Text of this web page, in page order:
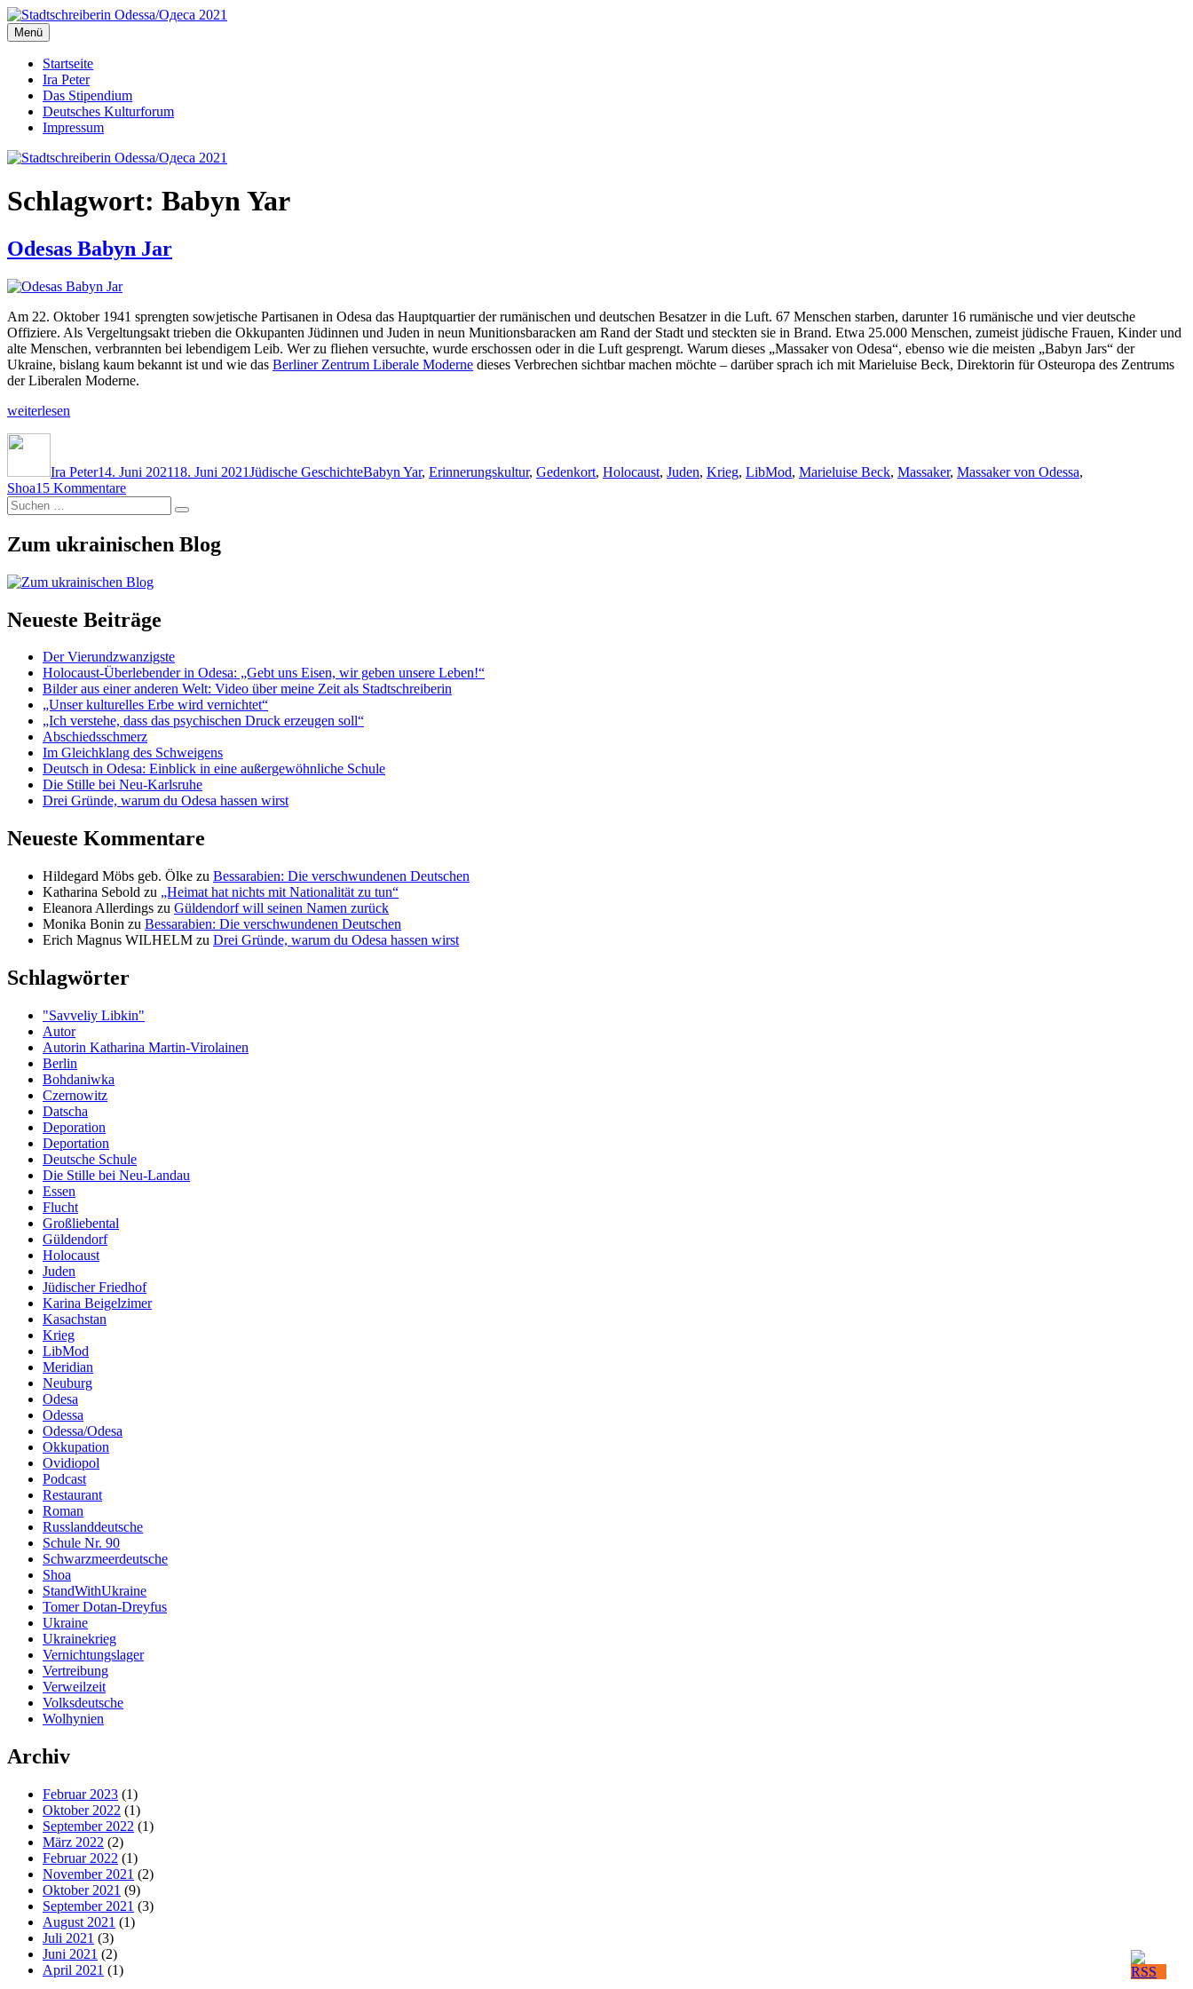
Zum
Inhalt
springen
Stadtschreiberin Odessa/Одеса 2021
Stadtschreiberin Odessa/Одеса 2021
Menü
Startseite
Ira Peter
Das Stipendium
Deutsches Kulturforum
Impressum
Schlagwort: Babyn Yar
Odesas Babyn Jar
Am 22. Oktober 1941 sprengten sowjetische Partisanen in Odesa das Hauptquartier der rumänischen und deutschen Besatzer in die Luft. 67 Menschen starben, darunter 16 rumänische und vier deutsche
Offiziere. Als Vergeltungsakt trieben die Okkupanten Jüdinnen und Juden in neun Munitionsbaracken am Rand der Stadt und steckten sie in Brand. Etwa 25.000 Menschen, zumeist jüdische Frauen, Kinder und
alte Menschen, verbrannten bei lebendigem Leib. Wer zu fliehen versuchte, wurde erschossen oder in die Luft gesprengt. Warum dieses „Massaker von Odesa“, ebenso wie die meisten „Babyn Jars“ der
Ukraine, bislang kaum bekannt ist und wie das Berliner Zentrum Liberale Moderne dieses Verbrechen sichtbar machen möchte – darüber sprach ich mit Marieluise Beck, Direktorin für Osteuropa des Zentrums
der Liberalen Moderne.
„Odesas
Jar“
weiterlesen
Ira Peter14. Juni 202118. Juni 2021Jüdische GeschichteBabyn Yar, Erinnerungskultur, Gedenkort, Holocaust, Juden, Krieg, LibMod, Marieluise Beck, Massaker, Massaker von Odessa,
Shoa15 Kommentarezu
Babyn
Suchen
nach:
Suchen
Zum ukrainischen Blog
Neueste Beiträge
Der Vierundzwanzigste
Holocaust-Überlebender in Odesa: „Gebt uns Eisen, wir geben unsere Leben!“
Bilder aus einer anderen Welt: Video über meine Zeit als Stadtschreiberin
„Unser kulturelles Erbe wird vernichtet“
„Ich verstehe, dass das psychischen Druck erzeugen soll“
Abschiedsschmerz
Im Gleichklang des Schweigens
Deutsch in Odesa: Einblick in eine außergewöhnliche Schule
Die Stille bei Neu-Karlsruhe
Drei Gründe, warum du Odesa hassen wirst
Neueste Kommentare
Hildegard Möbs geb. Ölke zu Bessarabien: Die verschwundenen Deutschen
Katharina Sebold zu „Heimat hat nichts mit Nationalität zu tun“
Eleanora Allerdings zu Güldendorf will seinen Namen zurück
Monika Bonin zu Bessarabien: Die verschwundenen Deutschen
Erich Magnus WILHELM zu Drei Gründe, warum du Odesa hassen wirst
Schlagwörter
"Savveliy Libkin"
Autor
Autorin Katharina Martin-Virolainen
Berlin
Boh­da­niwka
Czernowitz
Datscha
Deporation
Deportation
Deutsche Schule
Die Stille bei Neu-Landau
Essen
Flucht
Großliebental
Güldendorf
Holocaust
Juden
Jüdischer Friedhof
Karina Beigelzimer
Kasachstan
Krieg
LibMod
Meridian
Neuburg
Odesa
Odessa
Odessa/Odesa
Okkupation
Ovidiopol
Podcast
Restaurant
Roman
Russlanddeutsche
Schule Nr. 90
Schwarzmeerdeutsche
Shoa
StandWithUkraine
Tomer Dotan-Dreyfus
Ukraine
Ukrainekrieg
Vernichtungslager
Vertreibung
Verweilzeit
Volksdeutsche
Wolhynien
Archiv
Februar 2023 (1)
Oktober 2022 (1)
September 2022 (1)
März 2022 (2)
Februar 2022 (1)
November 2021 (2)
Oktober 2021 (9)
September 2021 (3)
August 2021 (1)
Juli 2021 (3)
Juni 2021 (2)
April 2021 (1)